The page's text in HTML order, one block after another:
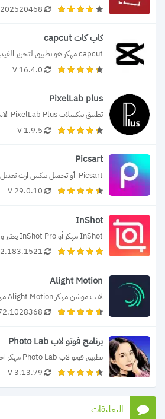
كاب كات capcut
capcut مهكر هو تطبيق لتحرير الفيديو لهواتف...
V 16.4.0
PixelLab plus
تطبيق بيكسلاب PixelLab Plus الاسود مهكر للاندرويد...
1.9.5 V
Picsart
Picsart  أو تحميل بيكس ارت تعديل...
29.0.10 V
InShot
InShot مهكر أو InShot Pro يعتبر واحد...
Alight Motion‏
لايت موشن مهكر Alight Motion مهكر أخر...
برنامج فوتو لاب Photo Lab
تطبيق فوتو لاب Photo Lab مهكر اخر...
3.13.79 V
التعليقات